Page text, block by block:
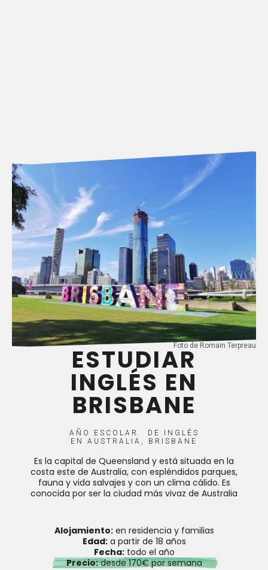
ESTUDIAR
INGLÉS EN
BRISBANE
AÑO ESCOLAR DE
INGLÉS
EN AUSTRALIA , BRISBANE
Es la capital de Queensland y está situada en la
costa este de Australia, con espléndidos parques,
fauna y vida salvajes y con un clima cálido. Es
conocida por ser la ciudad más vivaz de Australia
Alojamiento:en residencia y familias
Edad:a partir de 18 años
Fecha:todo el año
Precio:desde 170€ por semana
Foto de Romain Terpreau